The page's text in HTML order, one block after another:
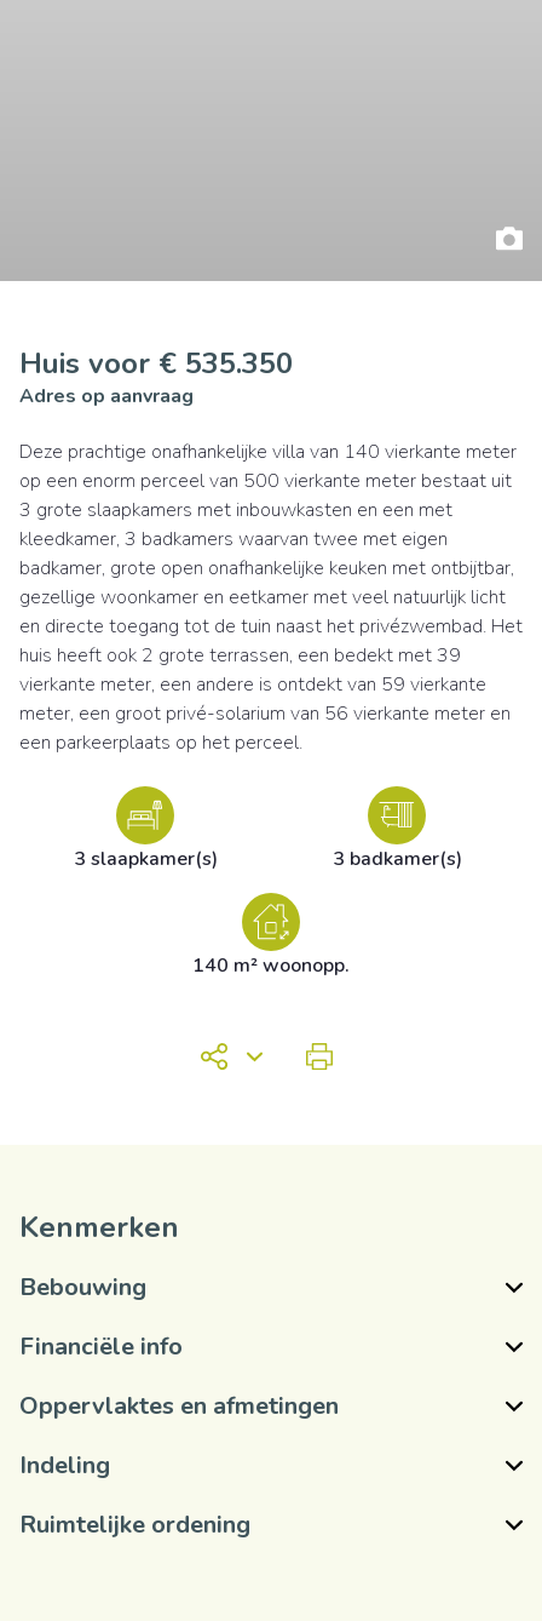
Huis voor € 535.350
Adres op aanvraag
Deze prachtige onafhankelijke villa van 140 vierkante meter
op een enorm perceel van 500 vierkante meter bestaat uit
3 grote slaapkamers met inbouwkasten en een met
kleedkamer, 3 badkamers waarvan twee met eigen
badkamer, grote open onafhankelijke keuken met ontbijtbar,
gezellige woonkamer en eetkamer met veel natuurlijk licht
en directe toegang tot de tuin naast het privézwembad. Het
huis heeft ook 2 grote terrassen, een bedekt met 39
vierkante meter, een andere is ontdekt van 59 vierkante
meter, een groot privé-solarium van 56 vierkante meter en
een parkeerplaats op het perceel.
3 slaapkamer(s) 3 badkamer(s)
140 m² woonopp.
Kenmerken
Bebouwing
Financiële info
Oppervlaktes en afmetingen
Indeling
Ruimtelijke ordening